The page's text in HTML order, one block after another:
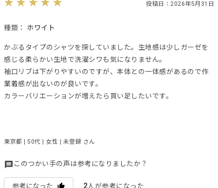
投稿日：2026年5月31日
種類： ホワイト
かぶるタイプのシャツを探していました。生地感は少しガーゼを
感じる柔らかい生地で洗濯シワも気になりません。
袖口リブは下がりやすいのですが、本体との一体感があるので作
業着感が出ないのが良いです。
カラーバリエーションが増えたら買い足したいです。
東京都 | 50代 | 女性 | 未登録 さん
このつかい手の声は参考になりましたか？
参考になった 2人が参考になった